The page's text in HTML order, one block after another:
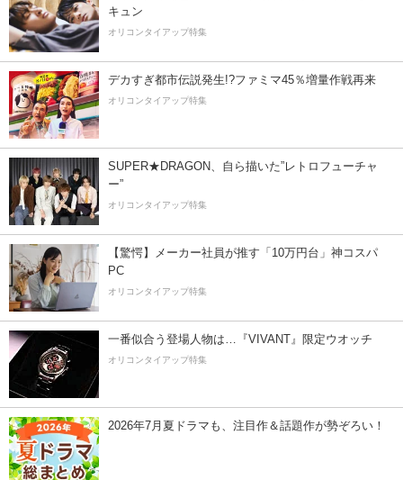
キュン
オリコンタイアップ特集
デカすぎ都市伝説発生!?ファミマ45％増量作戦再来
オリコンタイアップ特集
SUPER★DRAGON、自ら描いた”レトロフューチャ
ー”
オリコンタイアップ特集
【驚愕】メーカー社員が推す「10万円台」神コスパ
PC
オリコンタイアップ特集
一番似合う登場人物は…『VIVANT』限定ウオッチ
オリコンタイアップ特集
2026年7月夏ドラマも、注目作＆話題作が勢ぞろい！